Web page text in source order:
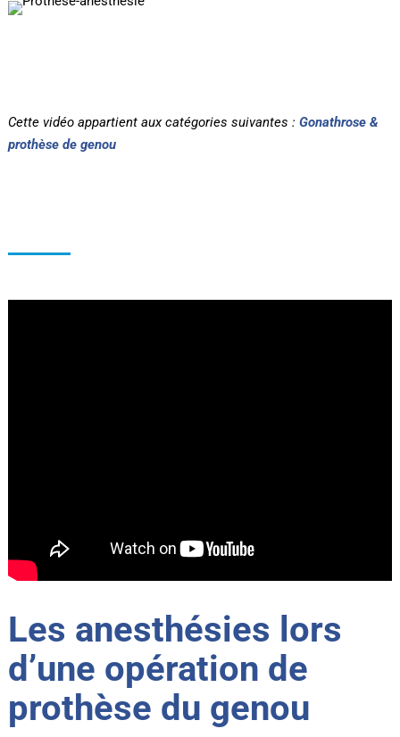
Cette vidéo appartient aux catégories suivantes : Gonathrose &
prothèse de genou
Les anesthésies lors
d’une opération de
prothèse du genou